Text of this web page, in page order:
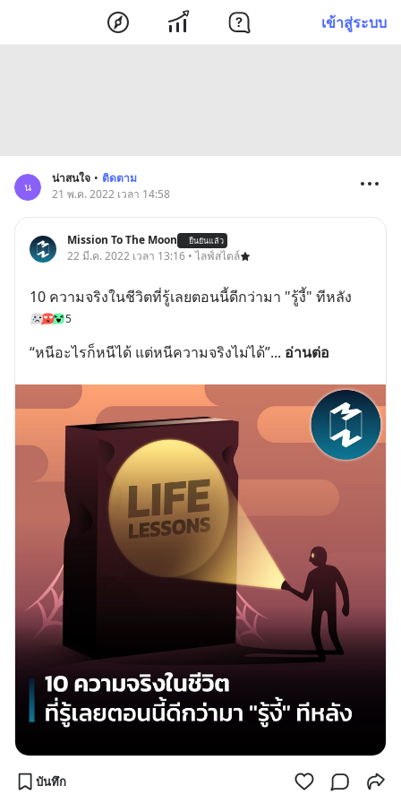
เข้าสู่ระบบ
น
น่าสนใจ • ติดตาม
21 พ.ค. 2022 เวลา 14:58
Mission To The Moon ยืนยันแล้ว
22 มี.ค. 2022 เวลา 13:16 • ไลฟ์สไตล์
10 ความจริงในชีวิตที่รู้เลยตอนนี้ดีกว่ามา "รู้งี้" ทีหลัง
5
“หนีอะไรก็หนีได้ แต่หนีความจริงไม่ได้”... อ่านต่อ
บันทึก